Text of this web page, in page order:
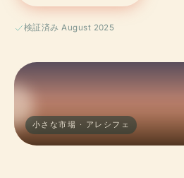
検証済み August 2025
小さな市場 · アレシフェ